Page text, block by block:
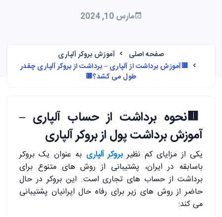
مارس 10, 2024
صفحه اصلی
آموزش بروکر آلپاری
🟥آموزش برداشت از آلپاری – برداشت از بروکر آلپاری چقدر
طول می کشد؟🟥
🟥نحوه برداشت از حساب آلپاری –
آموزش برداشت پول از بروکر آلپاری
یکی از مزایای کم نظیر بروکر آلپاری به عنوان یک بروکر
باسابقه در ایران، پشتیبانی از روش های متنوع برای
برداشت از حساب های تجاری است. این بروکر در حال
حاضر از روش های زیر برای رفاه حال ایرانیان پشتیبانی
می کند: